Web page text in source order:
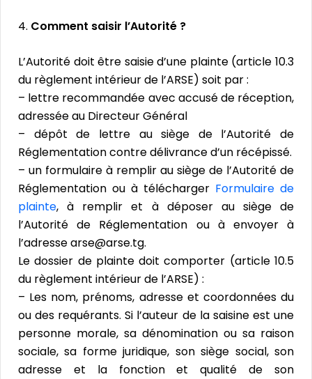
4. Comment saisir l’Autorité ?
L’Autorité doit être saisie d’une plainte (article 10.3
du règlement intérieur de l’ARSE) soit par :
– lettre recommandée avec accusé de réception,
adressée au Directeur Général
– dépôt de lettre au siège de l’Autorité de
Réglementation contre délivrance d’un récépissé.
– un formulaire à remplir au siège de l’Autorité de
Réglementation ou à télécharger Formulaire de
plainte, à remplir et à déposer au siège de
l’Autorité de Réglementation ou à envoyer à
l’adresse arse@arse.tg.
Le dossier de plainte doit comporter (article 10.5
du règlement intérieur de l’ARSE) :
– Les nom, prénoms, adresse et coordonnées du
ou des requérants. Si l’auteur de la saisine est une
personne morale, sa dénomination ou sa raison
sociale, sa forme juridique, son siège social, son
adresse et la fonction et qualité de son